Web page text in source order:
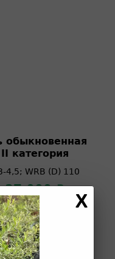
обыкновенная
II категория
4,5; WRB (D) 110
37 000 ₽